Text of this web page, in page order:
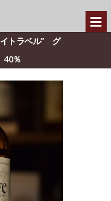
トラベル” グ
40％